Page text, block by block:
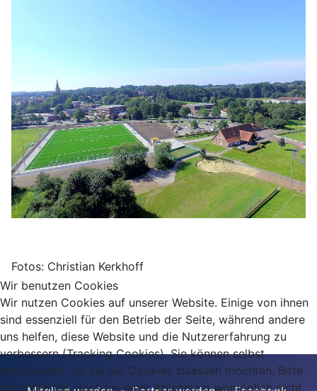
Fotos: Christian Kerkhoff
Wir benutzen Cookies
Wir nutzen Cookies auf unserer Website. Einige von ihnen
sind essenziell für den Betrieb der Seite, während andere
uns helfen, diese Website und die Nutzererfahrung zu
verbessern (Tracking Cookies). Sie können selbst
entscheiden, ob Sie die Cookies zulassen möchten. Bitte
beachten Sie, dass bei einer Ablehnung womöglich nicht